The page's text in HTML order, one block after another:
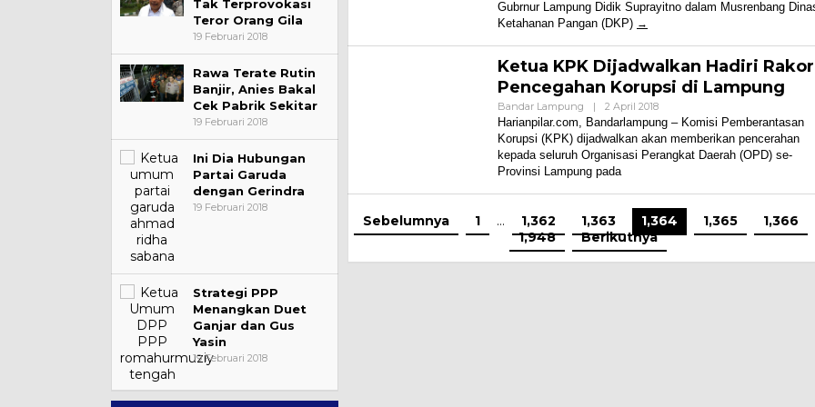
Tak Terprovokasi
Teror Orang Gila
19 Februari 2018
Rawa Terate Rutin
Banjir, Anies Bakal
Cek Pabrik Sekitar
19 Februari 2018
Ini Dia Hubungan
Partai Garuda
dengan Gerindra
19 Februari 2018
Strategi PPP
Menangkan Duet
Ganjar dan Gus
Yasin
19 Februari 2018
Gubrnur Lampung Didik Suprayitno dalam Musrenbang
Ketahanan Pangan (DKP)
Ketua KPK Dijadwalkan Hadiri Rakor
Pencegahan Korupsi di Lampung
Bandar Lampung | 2 April 2018Oleh
Harian
Pilar
Harianpilar.com, Bandarlampung – Komisi Pemberantasan
Korupsi (KPK) dijadwalkan akan memberikan pencerahan
kepada seluruh Organisasi Perangkat Daerah (OPD) se-
Provinsi Lampung pada
Sebelumnya 1 … 1,362 1,363 1,364 1,365 1,366
1,948
Berikutnya